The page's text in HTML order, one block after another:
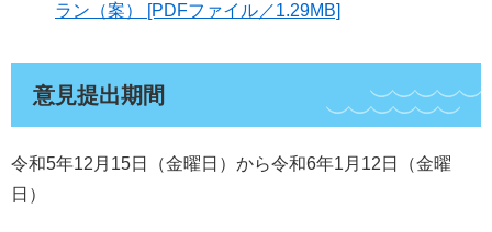
ラン（案） [PDFファイル／1.29MB]
意見提出期間
令和5年12月15日（金曜日）から令和6年1月12日（金曜
日）